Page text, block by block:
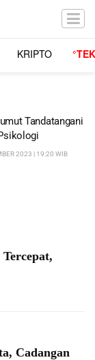
KRIPTO
Tandatangani
2023 | 19:20 WIB
Cadangan